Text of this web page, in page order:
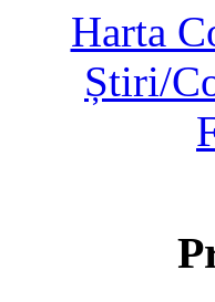
Harta
Știri/